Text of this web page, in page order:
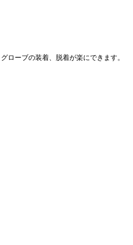
ローブの装着、脱着が楽にできます。